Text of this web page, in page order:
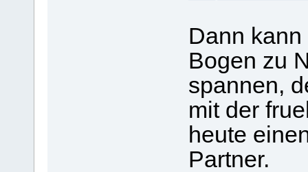
Dann
Bogen zu
spannen,
mit der
heute
Partner.